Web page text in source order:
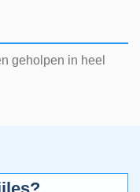
geholpen in heel